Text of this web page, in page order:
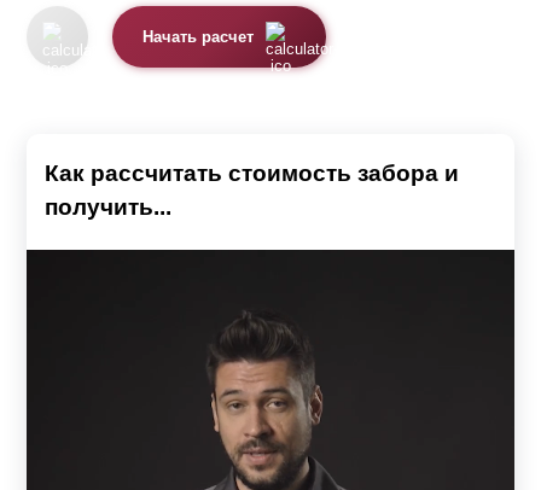
Начать расчет
Как рассчитать стоимость забора и
получить...